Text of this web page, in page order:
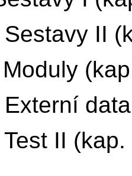
II
II